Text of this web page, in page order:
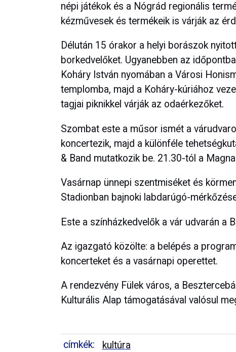
népi játékok és a Nógrád regionális
kézművesek és termékeik is várják az
Délután 15 órakor a helyi borászok
borkedvelőket. Ugyanebben az
Koháry István nyomában a Városi
templomba, majd a Koháry-kúriához
tagjai piknikkel várják az odaérkezőket.
Szombat este a műsor ismét a
koncertezik, majd a különféle
& Band mutatkozik be. 21.30-tól a
Vasárnap ünnepi szentmiséket és
Stadionban bajnoki labdarúgó-
Este a színházkedvelők a vár udvarán a
Az igazgató közölte: a belépés a
koncerteket és a vasárnapi operettet.
A rendezvény Fülek város, a
Kulturális Alap támogatásával valósul
címkék: kultúra